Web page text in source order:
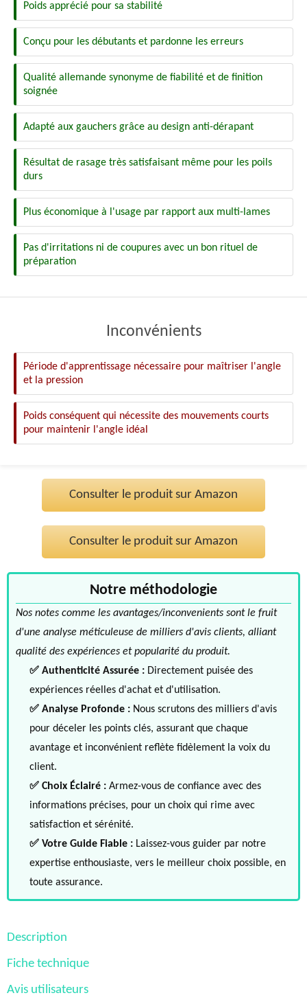
Poids apprécié pour sa stabilité
Conçu pour les débutants et pardonne les erreurs
Qualité allemande synonyme de fiabilité et de finition
soignée
Adapté aux gauchers grâce au design anti-dérapant
Résultat de rasage très satisfaisant même pour les poils
durs
Plus économique à l'usage par rapport aux multi-lames
Pas d'irritations ni de coupures avec un bon rituel de
préparation
Inconvénients
Période d'apprentissage nécessaire pour maîtriser l'angle
et la pression
Poids conséquent qui nécessite des mouvements courts
pour maintenir l'angle idéal
Consulter le produit sur Amazon
Consulter le produit sur Amazon
Notre méthodologie
Nos notes comme les avantages/inconvenients sont le fruit
d'une analyse méticuleuse de milliers d'avis clients, alliant
qualité des expériences et popularité du produit.
✅ Authenticité Assurée : Directement puisée des
expériences réelles d'achat et d'utilisation.
✅ Analyse Profonde : Nous scrutons des milliers d'avis
pour déceler les points clés, assurant que chaque
avantage et inconvénient reflète fidèlement la voix du
client.
✅ Choix Éclairé : Armez-vous de confiance avec des
informations précises, pour un choix qui rime avec
satisfaction et sérénité.
✅ Votre Guide Fiable : Laissez-vous guider par notre
expertise enthousiaste, vers le meilleur choix possible, en
toute assurance.
Description
Fiche technique
Avis utilisateurs